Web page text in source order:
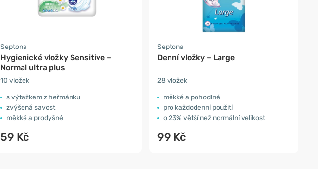
Septona
Hygienické vložky Sensitive –
Normal ultra plus
10 vložek
s výtažkem z heřmánku
zvýšená savost
měkké a prodyšné
59 Kč
Septona
Denní vložky – Large
28 vložek
měkké a pohodlné
pro každodenní použití
o 23% větší než normální velikost
99 Kč